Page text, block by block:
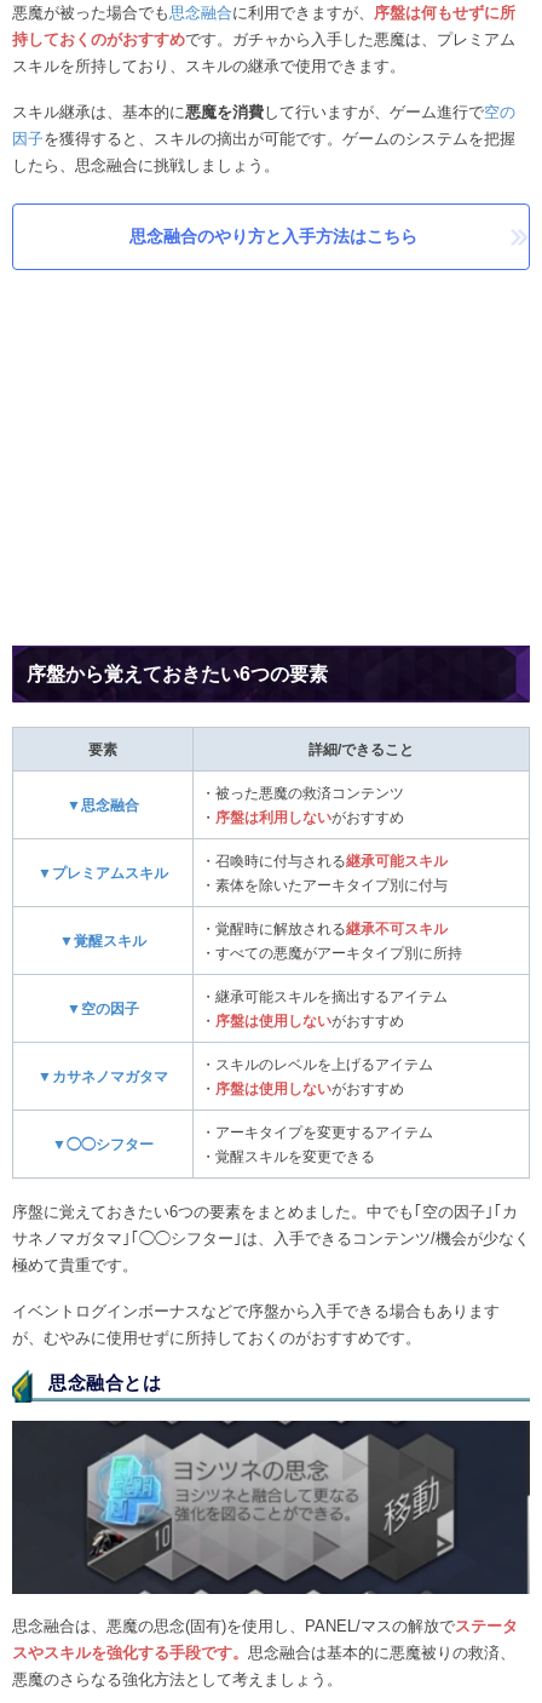
悪魔が被った場合でも思念融合に利用できますが、 序盤は何もせずに所
持しておくのがおすすめです。ガチャから入手した悪魔は、プレミアム
スキルを所持しており、スキルの継承で使用できます。
スキル継承は、基本的に悪魔を消費して行いますが、ゲーム進行で空の
因子を獲得すると、スキルの摘出が可能です。ゲームのシステムを把握
したら、思念融合に挑戦しましょう。
思念融合のやり方と入手方法はこちら
序盤から覚えておきたい6つの要素
要素 詳細/できること
▼思念融合
・被った悪魔の救済コンテンツ
・ 序盤は利用しないがおすすめ
▼プレミアムスキル
・召喚時に付与される継承可能スキル
・素体を除いたアーキタイプ別に付与
▼覚醒スキル
・覚醒時に解放される継承不可スキル
・すべての悪魔がアーキタイプ別に所持
▼空の因子
・継承可能スキルを摘出するアイテム
・ 序盤は使用しないがおすすめ
▼カサネノマガタマ
・スキルのレベルを上げるアイテム
・ 序盤は使用しないがおすすめ
▼◯◯シフター
・アーキタイプを変更するアイテム
・覚醒スキルを変更できる
序盤に覚えておきたい6つの要素をまとめました。中でも｢空の因子｣｢カ
サネノマガタマ｣｢◯◯シフター｣は、入手できるコンテンツ/機会が少なく
極めて貴重です。
イベントログインボーナスなどで序盤から入手できる場合もあります
が、むやみに使用せずに所持しておくのがおすすめです。
思念融合とは
思念融合は、悪魔の思念(固有)を使用し、PANEL/マスの解放でステータ
スやスキルを強化する手段です。 思念融合は基本的に悪魔被りの救済、
悪魔のさらなる強化方法として考えましょう。